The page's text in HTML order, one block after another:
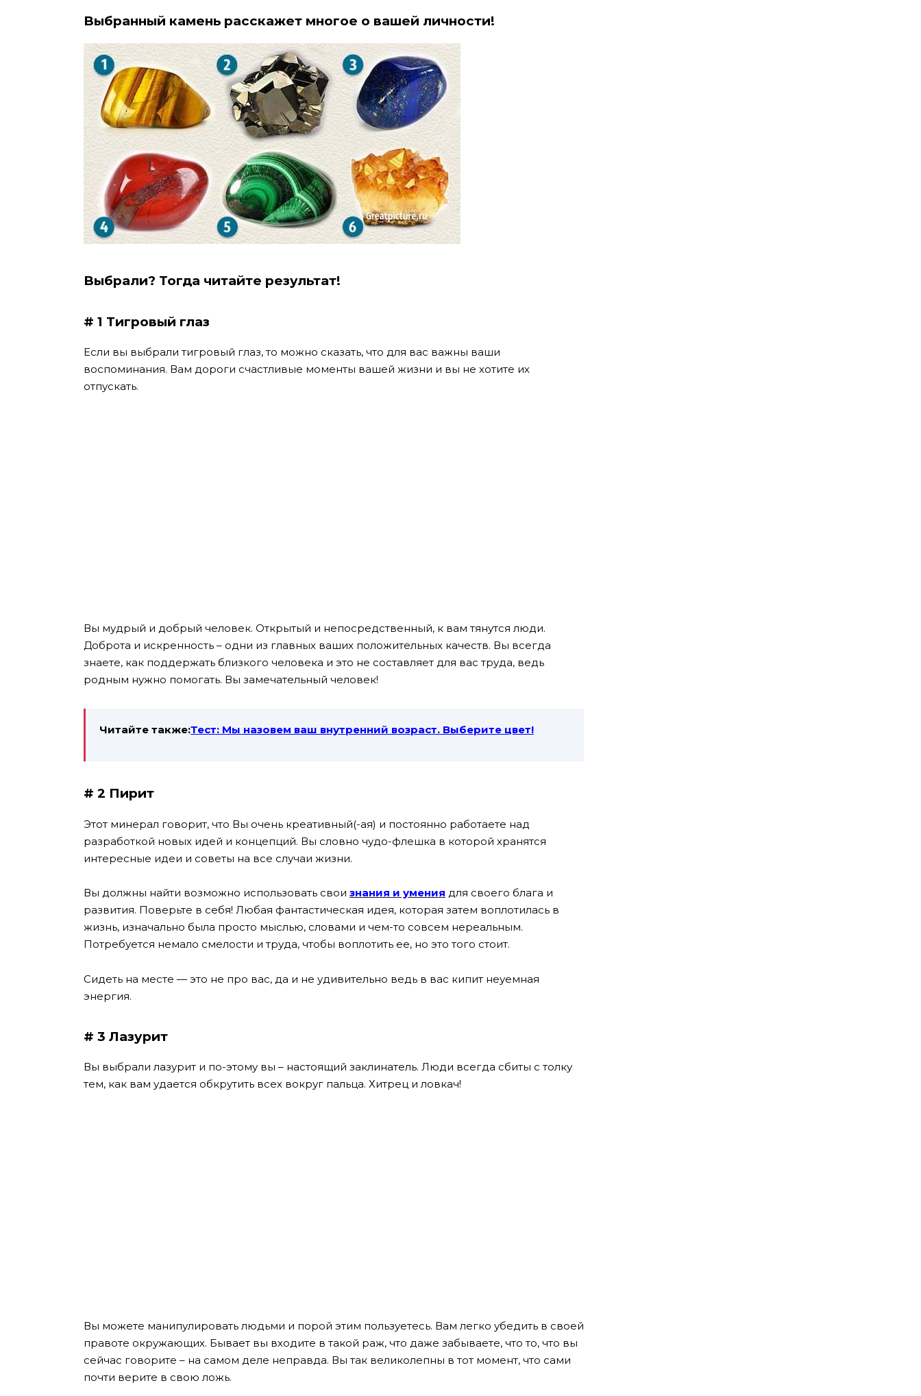
Выбранный камень расскажет многое о вашей личности!
Выбрали? Тогда читайте результат!
# 1 Тигровый глаз
Если вы выбрали тигровый глаз, то можно сказать, что для вас важны ваши
воспоминания. Вам дороги счастливые моменты вашей жизни и вы не хотите их
отпускать.
Вы мудрый и добрый человек. Открытый и непосредственный, к вам тянутся люди.
Доброта и искренность – одни из главных ваших положительных качеств. Вы всегда
знаете, как поддержать близкого человека и это не составляет для вас труда, ведь
родным нужно помогать. Вы замечательный человек!
Читайте также:Тест: Мы назовем ваш внутренний возраст. Выберите цвет!
# 2 Пирит
Этот минерал говорит, что Вы очень креативный(-ая) и постоянно работаете над
разработкой новых идей и концепций. Вы словно чудо-флешка в которой хранятся
интересные идеи и советы на все случаи жизни.
Вы должны найти возможно использовать свои знания и умения для своего блага и
развития. Поверьте в себя! Любая фантастическая идея, которая затем воплотилась в
жизнь, изначально была просто мыслью, словами и чем-то совсем нереальным.
Потребуется немало смелости и труда, чтобы воплотить ее, но это того стоит.
Сидеть на месте — это не про вас, да и не удивительно ведь в вас кипит неуемная
энергия.
# 3 Лазурит
Вы выбрали лазурит и по-этому вы – настоящий заклинатель. Люди всегда сбиты с толку
тем, как вам удается обкрутить всех вокруг пальца. Хитрец и ловкач!
Вы можете манипулировать людьми и порой этим пользуетесь. Вам легко убедить в своей
правоте окружающих. Бывает вы входите в такой раж, что даже забываете, что то, что вы
сейчас говорите – на самом деле неправда. Вы так великолепны в тот момент, что сами
почти верите в свою ложь.